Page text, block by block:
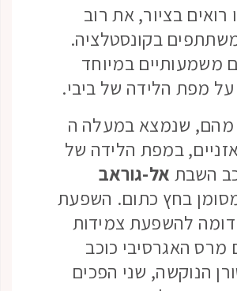
רואים בציור, את רוב
בקונסטלציה.
משמעותיים במיוחד
מפת הלידה של ביבי.
מהם, שנמצא במעלה ה
במפת הלידה של
השבת אל-גוראב
בחץ כתום. השפעת
דומה להשפעת צמידות
מרס האגרסיבי כוכב
הנוקשה, שני הפכים